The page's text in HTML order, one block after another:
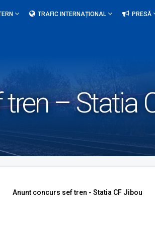
TRAFIC INTERNAȚIONAL PRESĂ
– Statia
Anunt concurs sef tren - Statia CF Jibou